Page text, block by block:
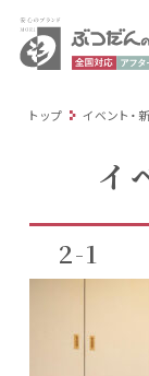
トップ イベント・
イ
2-1